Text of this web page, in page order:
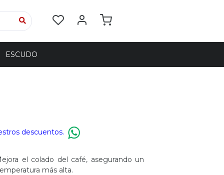
ESCUDO
descuentos.
el colado del café, asegurando un
más alta.